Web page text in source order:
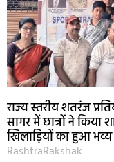
राज्य स्तरीय शतरंज
सागर में छात्रों ने किया
खिलाड़ियों का हुआ
RashtraRakshak